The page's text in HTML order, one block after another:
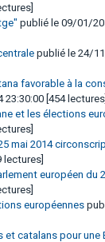
publié le 09/01/
publié le 24/
favorable à la
[454 lectures]
et les élections
mai 2014
lectures]
européen du
européennes
catalans pour une